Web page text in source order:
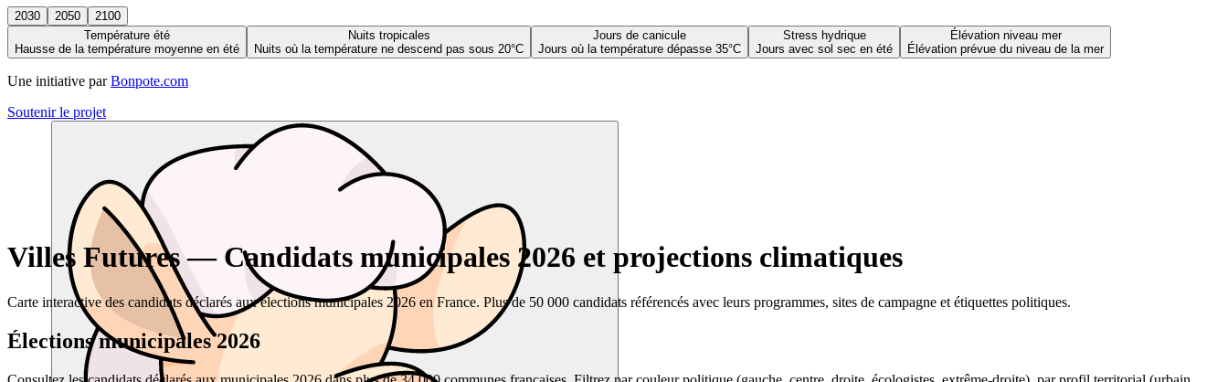
2030 2050
2100
Température été
Hausse de la température moyenne en été
Nuits tropicales
Nuits où la température ne descend pas sous 20°C
Jours de canicule
Jours où la température dépasse 35°C
Stress hydrique
Jours avec sol sec en été
Élévation niveau mer
Élévation prévue du niveau de la mer
Une initiative par Bonpote.com
Soutenir le projet
Villes Futures — Candidats municipales 2026 et projections climatiques
Carte interactive des candidats déclarés aux élections municipales 2026 en France. Plus de 50 000 candidats référencés avec leurs programmes, sites de campagne et étiquettes politiques.
Élections municipales 2026